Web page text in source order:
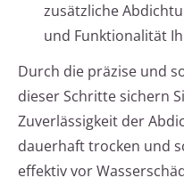
zusätzliche
und Funktionalität
Durch die präzise und
dieser Schritte sichern
Zuverlässigkeit der
dauerhaft trocken und
effektiv vor